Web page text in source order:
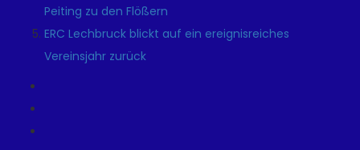
Peiting zu den Flößern
ERC Lechbruck blickt auf ein ereignisreiches
Vereinsjahr zurück